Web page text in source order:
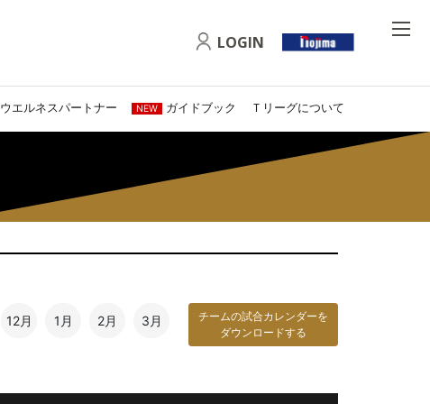
LOGIN
ウエルネスパートナー NEW ガイドブック Ｔリーグについて
12月 1月 2月 3月
チームの試合カレンダーを
ダウンロードする